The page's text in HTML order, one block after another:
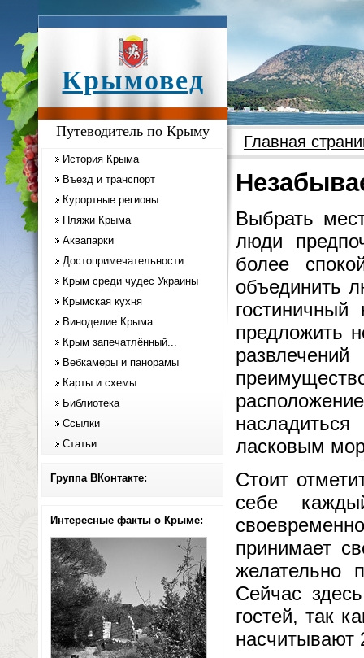
Крымовед
Путеводитель по Крыму
История Крыма
Въезд и транспорт
Курортные регионы
Пляжи Крыма
Аквапарки
Достопримечательности
Крым среди чудес Украины
Крымская кухня
Виноделие Крыма
Крым запечатлённый...
Вебкамеры и панорамы
Карты и схемы
Библиотека
Ссылки
Статьи
Группа ВКонтакте:
Интересные факты о Крыме:
Главная
Выбрать
люди
более
объединить
предложить
ласковым
Стоит
себе
принимает
желательно
Сейчас
гостей, так
насчитывают